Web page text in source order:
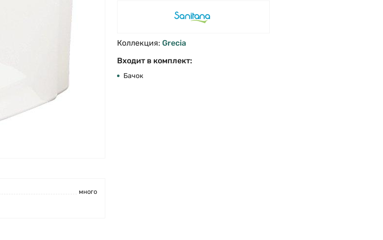
много
Коллекция: Grecia
Входит в комплект:
Бачок